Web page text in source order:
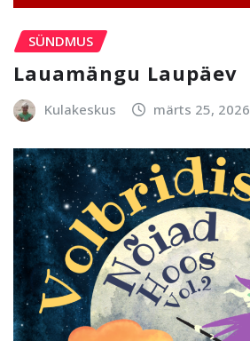
SÜNDMUS
Lauamängu Laupäev
Kulakeskus märts 25, 2026